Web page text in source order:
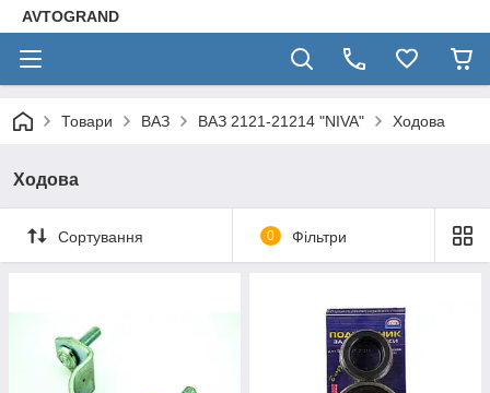
AVTOGRAND
Товари ВАЗ ВАЗ 2121-21214 "NIVA" Ходова
Ходова
Сортування 0 Фільтри